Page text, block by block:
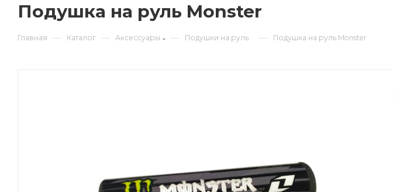
Подушка на руль Monster
Главная — Каталог — Аксессуары — Подушки на руль — Подушка на руль Monster